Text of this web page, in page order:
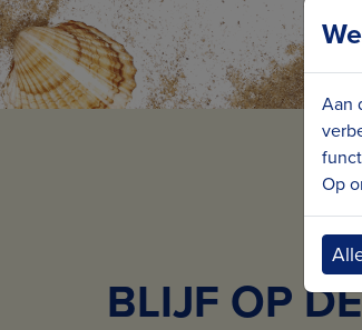
BLIJF OP
Aan
Op